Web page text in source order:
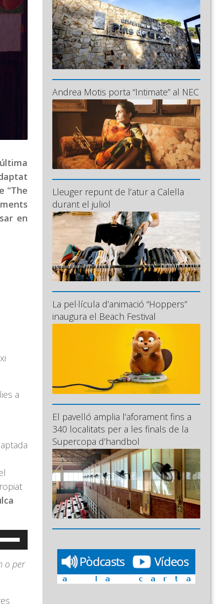
“The
en
a
o per
Andrea Motis porta “Intimate” al NEC
Lleuger repunt de l’atur a Calella
durant el juliol
La pel·lícula d’animació “Hoppers”
inaugura el Beach Festival
El pavelló amplia l’aforament fins a
340 localitats per a les finals de la
Supercopa d’handbol